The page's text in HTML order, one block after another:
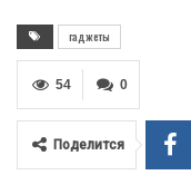
гаджеты
0
54
Поделится